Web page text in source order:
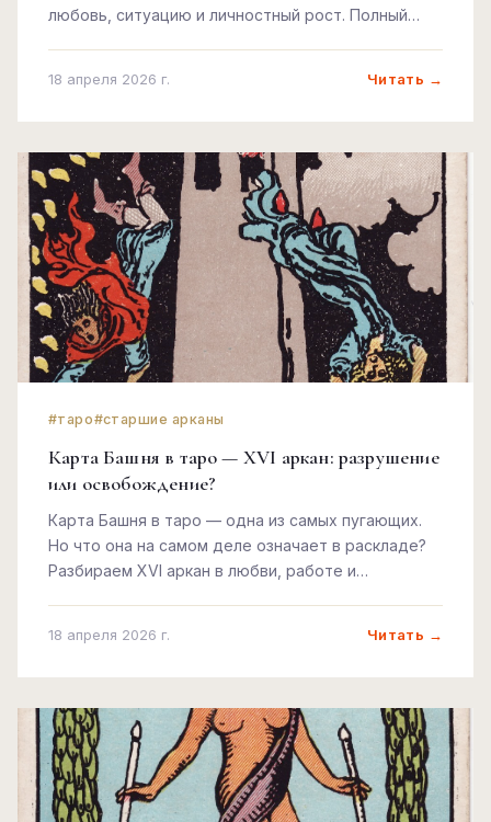
любовь, ситуацию и личностный рост. Полный
18 апреля 2026 г. Читать →
#таро#старшие арканы
Карта Башня в таро — XVI аркан: разрушение
или освобождение?
Карта Башня в таро — одна из самых пугающих.
Но что она на самом деле означает в раскладе?
Разбираем XVI аркан в любви, работе и
18 апреля 2026 г. Читать →